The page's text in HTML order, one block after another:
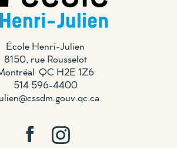
École Henri-Julien
8150, rue Rousselot
QC H2E 1Z6
514 596-4400